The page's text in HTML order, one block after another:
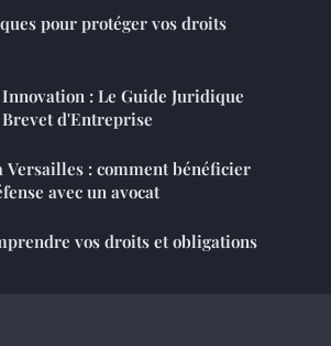
pour protéger vos droits
: Le Guide Juridique
d'Entreprise
Versailles : comment bénéficier
avec un avocat
vos droits et obligations